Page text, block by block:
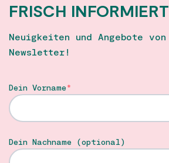
FRISCH INFORMIERT
Neuigkeiten und Angebote
Newsletter!
Dein Vorname
Dein Nachname (optional)